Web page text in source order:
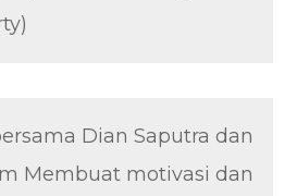
Dian Saputra dan
Membuat motivasi dan